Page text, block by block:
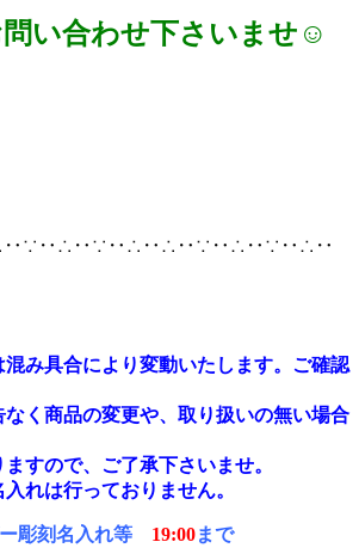
い合わせ下さいませ☺
混み具合により変動いたします。ご確認
く商品の変更や、取り扱いの無い場合
すので、ご了承下さいませ。
れは行っておりません。
彫刻名入れ等 19:00まで